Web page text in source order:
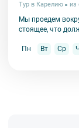
Тур в Карелию из
Мы проедем
стоящее, что
Пн Вт Ср